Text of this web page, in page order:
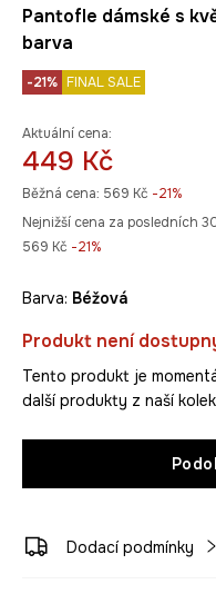
Pantofle dámské s
barva
-21% FINAL SALE
Aktuální cena:
449 Kč
Běžná cena: 569 Kč -21%
Nejnižší cena za posledních
569 Kč -21%
Barva: béžová
Produkt není
Tento produkt je
další produkty z naší
Dodací podmínky